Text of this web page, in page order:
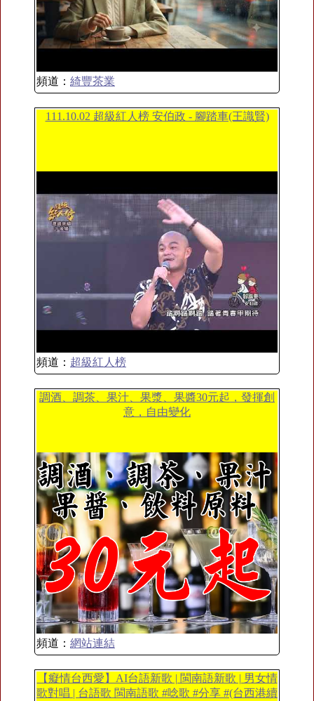
頻道： 綺豐茶業
111.10.02 超級紅人榜 安伯政 - 腳踏車(王識賢)
頻道： 超級紅人榜
調酒、調茶、果汁、果漿、果醬30元起，發揮創
意，自由變化
頻道： 網站連結
【癡情台西愛】AI台語新歌 | 閩南語新歌 | 男女情
歌對唱 | 台語歌 閩南語歌 #唸歌 #分享 #(台西港續